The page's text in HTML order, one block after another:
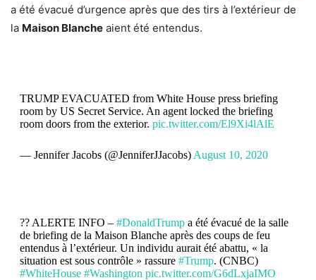
a été évacué d’urgence après que des tirs à l’extérieur de
la Maison Blanche aient été entendus.
TRUMP EVACUATED from White House press briefing
room by US Secret Service. An agent locked the briefing
room doors from the exterior. pic.twitter.com/El9Xi4lAlE
— Jennifer Jacobs (@JenniferJJacobs) August 10, 2020
?? ALERTE INFO – #DonaldTrumpa été évacué de la salle
de briefing de la Maison Blanche après des coups de feu
entendus à l’extérieur. Un individu aurait été abattu, « la
situation est sous contrôle » rassure #Trump. (CNBC)
#WhiteHouse #Washington pic.twitter.com/G6dLxjaIMO